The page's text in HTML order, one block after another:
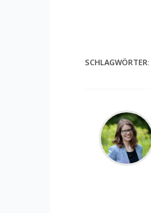
SCHLAGWÖRTER: